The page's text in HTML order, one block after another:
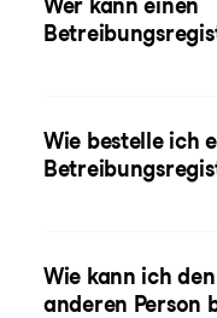
Wer kann einen
Wie bestelle ich
Wie kann ich
anderen Person